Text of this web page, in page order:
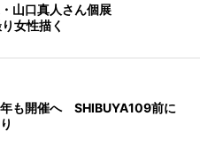
山口真人さん個展
女性描く
年も開催へ SHIBUYA109前に